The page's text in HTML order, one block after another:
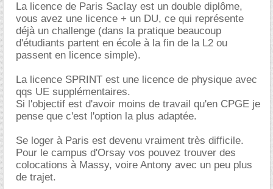
La licence de Paris Saclay est un double diplôme,
vous avez une licence + un DU, ce qui représente
déjà un challenge (dans la pratique beaucoup
d'étudiants partent en école à la fin de la L2 ou
passent en licence simple).
La licence SPRINT est une licence de physique avec
qqs UE supplémentaires.
Si l'objectif est d'avoir moins de travail qu'en CPGE je
pense que c'est l'option la plus adaptée.
Se loger à Paris est devenu vraiment très difficile.
Pour le campus d'Orsay vos pouvez trouver des
colocations à Massy, voire Antony avec un peu plus
de trajet.